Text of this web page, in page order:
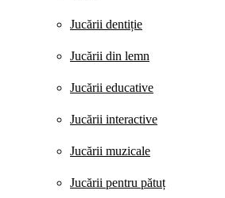
Jucării dentiție
Jucării din lemn
Jucării educative
Jucării interactive
Jucării muzicale
Jucării pentru pătuț